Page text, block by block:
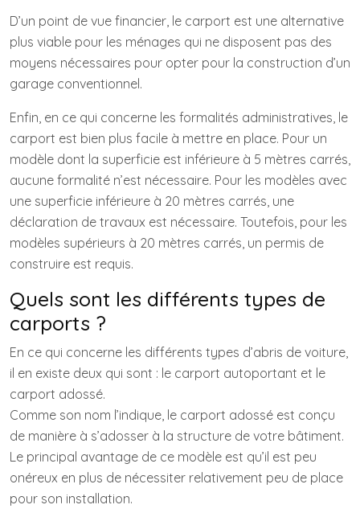
D’un point de vue financier, le carport est une alternative
plus viable pour les ménages qui ne disposent pas des
moyens nécessaires pour opter pour la construction d’un
garage conventionnel.
Enfin, en ce qui concerne les formalités administratives, le
carport est bien plus facile à mettre en place. Pour un
modèle dont la superficie est inférieure à 5 mètres carrés,
aucune formalité n’est nécessaire. Pour les modèles avec
une superficie inférieure à 20 mètres carrés, une
déclaration de travaux est nécessaire. Toutefois, pour les
modèles supérieurs à 20 mètres carrés, un permis de
construire est requis.
Quels sont les différents types de
carports ?
En ce qui concerne les différents types d’abris de voiture,
il en existe deux qui sont : le carport autoportant et le
carport adossé.
Comme son nom l’indique, le carport adossé est conçu
de manière à s’adosser à la structure de votre bâtiment.
Le principal avantage de ce modèle est qu’il est peu
onéreux en plus de nécessiter relativement peu de place
pour son installation.